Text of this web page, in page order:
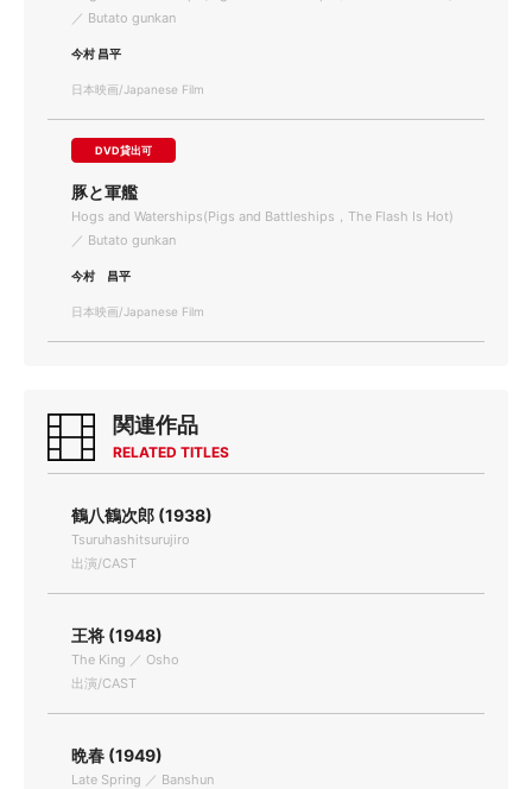
／ Butato gunkan
今村 昌平
日本映画/Japanese Film
DVD貸出可
豚と軍艦
Hogs and Waterships(Pigs and Battleships，The Flash Is Hot)
／ Butato gunkan
今村 昌平
日本映画/Japanese Film
関連作品
RELATED TITLES
鶴八鶴次郎 (1938)
Tsuruhashitsurujiro
出演/CAST
王将 (1948)
The King ／ Osho
出演/CAST
晩春 (1949)
Late Spring ／ Banshun